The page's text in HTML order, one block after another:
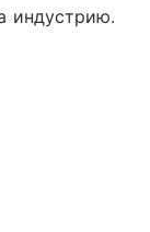
индустрию.